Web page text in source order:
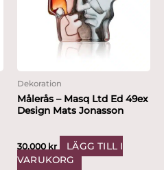
Dekoration
Målerås – Masq Ltd Ed 49ex
Design Mats Jonasson
30,000 kr
LÄGG TILL I
VARUKORG